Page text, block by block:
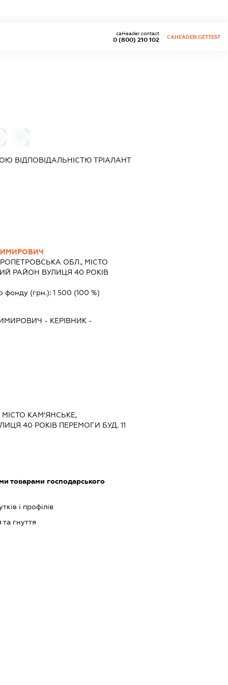
0 (800) 210 102
caHeader.contact
CAHEADER.GETTEST
ВІДПОВІДАЛЬНІСТЮ ТРІАЛАНТ
ОБЛ., МІСТО
РАЙОН ВУЛИЦЯ 40 РОКІВ
фонду (грн.): 1 500 (100 %)
- КЕРІВНИК-
КАМ’ЯНСЬКЕ,
40 РОКІВ ПЕРЕМОГИ БУД. 11
товарами господарського
і профілів
гнуття